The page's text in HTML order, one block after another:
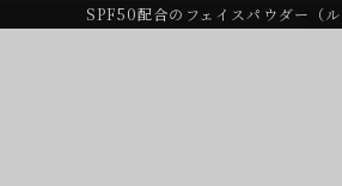
SPF50配合のフェイスパウダー（